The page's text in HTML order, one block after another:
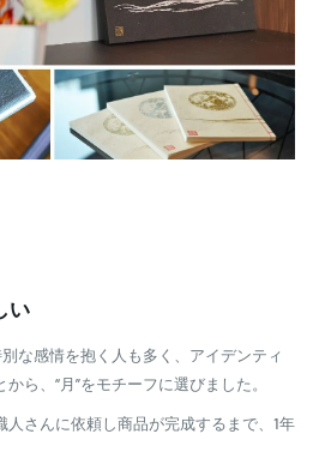
い
な感情を抱く人も多く、アイデンティ
ら、“月”をモチーフに選びました。
人さんに依頼し商品が完成するまで、1年